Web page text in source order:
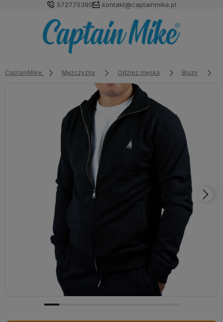
572775380 kontakt@captainmike.pl
CaptainMike Mężczyzna Odzież męska Bluzy